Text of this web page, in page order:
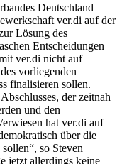
Deutschland
ver.di auf der
Lösung des
Entscheidungen
ver.di nicht auf
vorliegenden
finalisieren sollen.
der zeitnah
und den
hat ver.di auf
über die
so Steven
jetzt allerdings keine